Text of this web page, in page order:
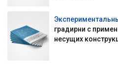
градирни с
несущих